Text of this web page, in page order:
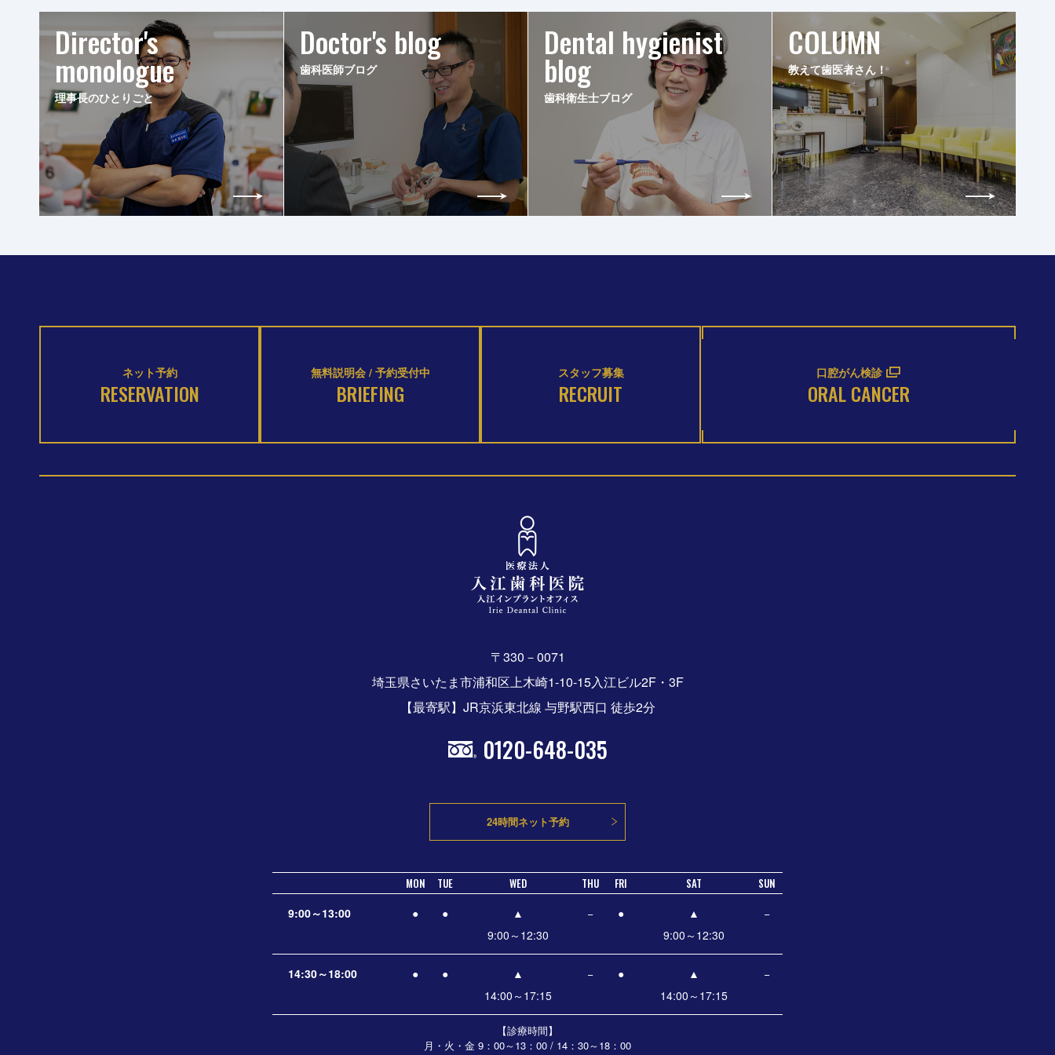
Director's
monologue
理事長のひとりごと
Doctor's blog
歯科医師ブログ
Dental hygienist
blog
歯科衛生士ブログ
COLUMN
教えて歯医者さん！
ネット予約
RESERVATION
無料説明会 / 予約受付中
BRIEFING
スタッフ募集
RECRUIT
口腔がん検診
ORAL CANCER
〒330－0071
埼玉県さいたま市浦和区上木崎1-10-15入江ビル2F・3F
【最寄駅】JR京浜東北線 与野駅西口 徒歩2分
0120-648-035
24時間ネット予約
MON TUE WED THU FRI SAT SUN
【診療時間】
月・火・金 9：00～13：00 / 14：30～18：00
9:00～13:00 ● ●
▲
9:00～12:30
− ●
▲
9:00～12:30
−
14:30～18:00 ● ●
▲
14:00～17:15
− ●
▲
14:00～17:15
−